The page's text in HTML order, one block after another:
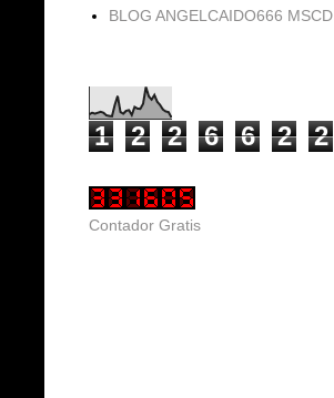
BLOG ANGELCAIDO666 MSCD
1 2 2 6 6 2 2
Contador Gratis